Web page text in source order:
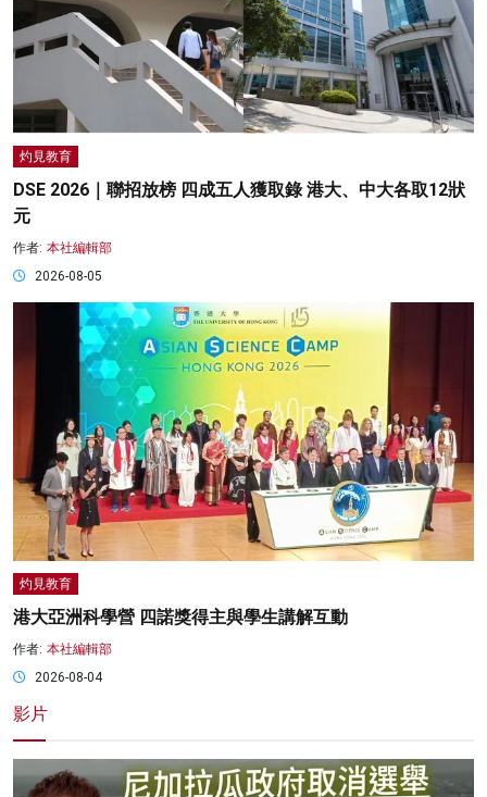
灼見教育
DSE 2026｜聯招放榜 四成五人獲取錄 港大、中大各取12狀
元
作者: 本社編輯部
2026-08-05
灼見教育
港大亞洲科學營 四諾獎得主與學生講解互動
作者: 本社編輯部
2026-08-04
影片